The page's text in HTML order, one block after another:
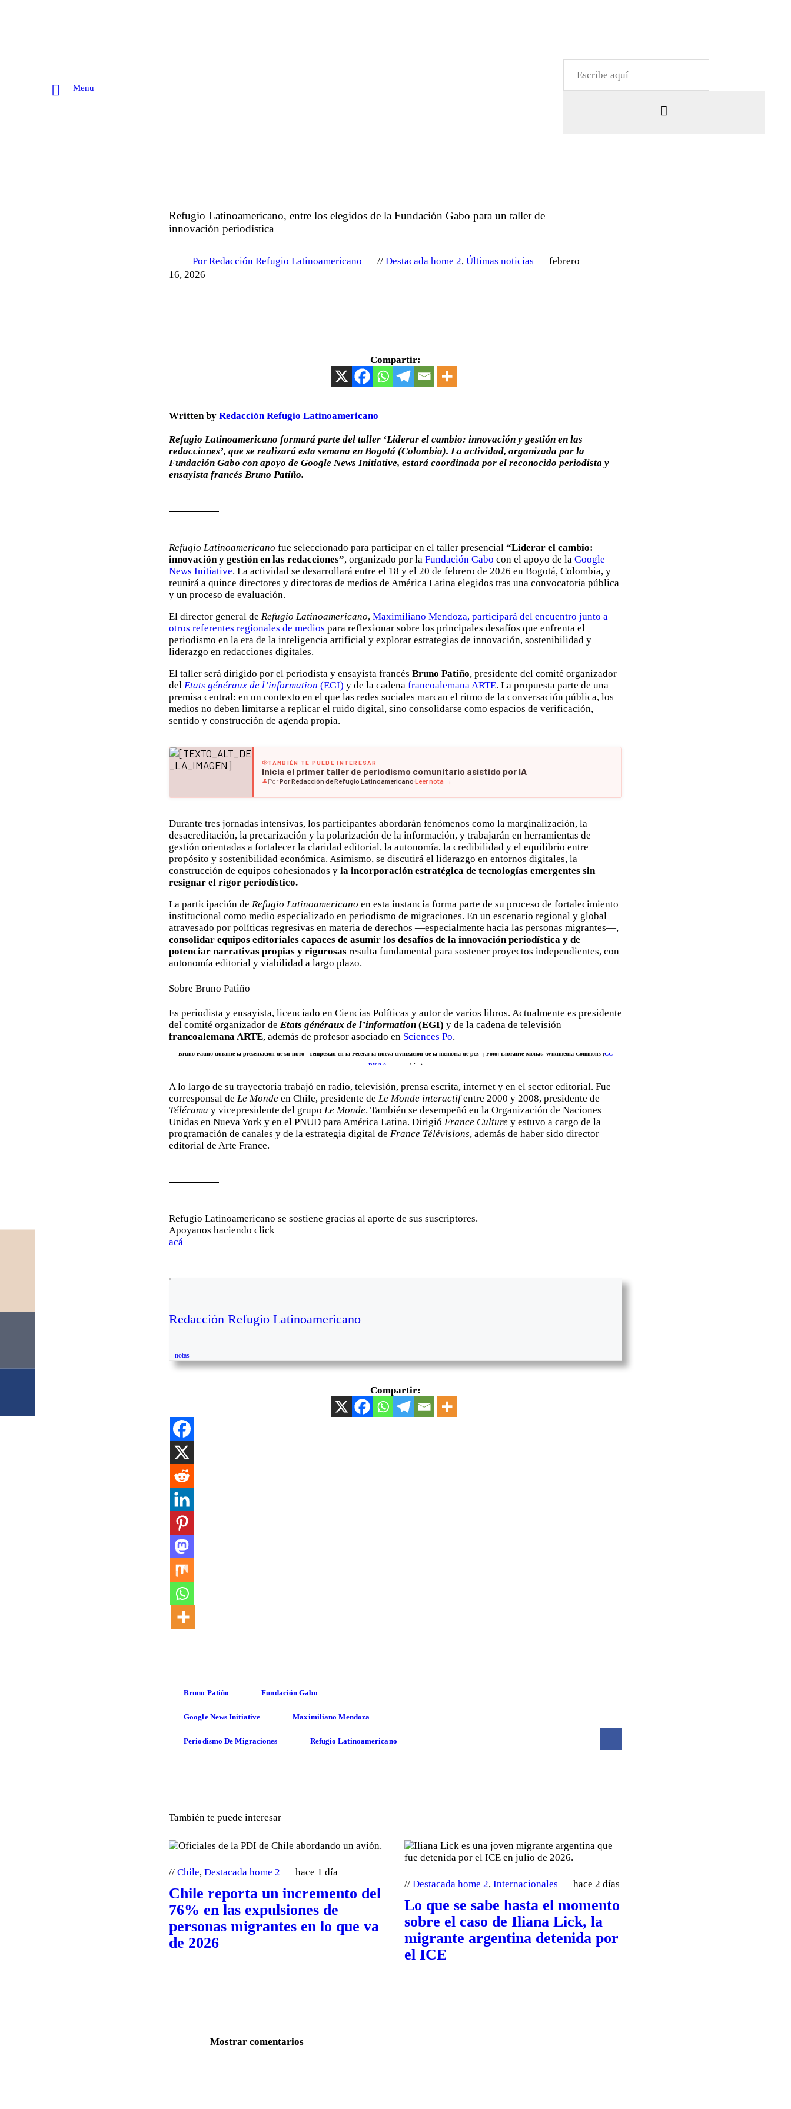
Menu
Refugio Latinoamericano, entre los elegidos de la Fundación Gabo para un taller de
innovación periodística
Por Redacción Refugio Latinoamericano Destacada home 2,Últimas noticias
febrero
16, 2026
Compartir:
Written by Redacción Refugio Latinoamericano
Refugio Latinoamericano formará parte del taller ‘Liderar el cambio: innovación y gestión en las
redacciones’, que se realizará esta semana en Bogotá (Colombia). La actividad, organizada por la
Fundación Gabo con apoyo de Google News Initiative, estará coordinada por el reconocido periodista y
ensayista francés Bruno Patiño.
Refugio Latinoamericano fue seleccionado para participar en el taller presencial “Liderar el cambio:
innovación y gestión en las redacciones”, organizado por la Fundación Gabo con el apoyo de la Google
News Initiative. La actividad se desarrollará entre el 18 y el 20 de febrero de 2026 en Bogotá, Colombia, y
reunirá a quince directores y directoras de medios de América Latina elegidos tras una convocatoria pública
y un proceso de evaluación.
El director general de Refugio Latinoamericano, Maximiliano Mendoza, participará del encuentro junto a
otros referentes regionales de medios para reflexionar sobre los principales desafíos que enfrenta el
periodismo en la era de la inteligencia artificial y explorar estrategias de innovación, sostenibilidad y
liderazgo en redacciones digitales.
El taller será dirigido por el periodista y ensayista francés Bruno Patiño, presidente del comité organizador
del Etats généraux de l’information (EGI) y de la cadena francoalemana ARTE. La propuesta parte de una
premisa central: en un contexto en el que las redes sociales marcan el ritmo de la conversación pública, los
medios no deben limitarse a replicar el ruido digital, sino consolidarse como espacios de verificación,
sentido y construcción de agenda propia.
TAMBIÉN TE PUEDE INTERESAR
Inicia el primer taller de periodismo comunitario asistido por IA
PorPor Redacción de Refugio Latinoamericano·Leer nota →
Durante tres jornadas intensivas, los participantes abordarán fenómenos como la marginalización, la
desacreditación, la precarización y la polarización de la información, y trabajarán en herramientas de
gestión orientadas a fortalecer la claridad editorial, la autonomía, la credibilidad y el equilibrio entre
propósito y sostenibilidad económica. Asimismo, se discutirá el liderazgo en entornos digitales, la
construcción de equipos cohesionados y la incorporación estratégica de tecnologías emergentes sin
resignar el rigor periodístico.
La participación de Refugio Latinoamericano en esta instancia forma parte de su proceso de fortalecimiento
institucional como medio especializado en periodismo de migraciones. En un escenario regional y global
atravesado por políticas regresivas en materia de derechos —especialmente hacia las personas migrantes—,
consolidar equipos editoriales capaces de asumir los desafíos de la innovación periodística y de
potenciar narrativas propias y rigurosas resulta fundamental para sostener proyectos independientes, con
autonomía editorial y viabilidad a largo plazo.
Sobre Bruno Patiño
Es periodista y ensayista, licenciado en Ciencias Políticas y autor de varios libros. Actualmente es presidente
del comité organizador de Etats généraux de l’information (EGI) y de la cadena de televisión
francoalemana ARTE, además de profesor asociado en Sciences Po.
Bruno Patino durante la presentación de su libro “Tempestad en la Pecera: la nueva civilización de la memoria de pez” | Foto: Librairie Mollat, Wikimedia Commons (CC
BY 3.0 , con cambios)
A lo largo de su trayectoria trabajó en radio, televisión, prensa escrita, internet y en el sector editorial. Fue
corresponsal de Le Monde en Chile, presidente de Le Monde interactifentre 2000 y 2008, presidente de
Télérama y vicepresidente del grupo Le Monde. También se desempeñó en la Organización de Naciones
Unidas en Nueva York y en el PNUD para América Latina. Dirigió France Culture y estuvo a cargo de la
programación de canales y de la estrategia digital de France Télévisions, además de haber sido director
editorial de Arte France.
Refugio Latinoamericano se sostiene gracias al aporte de sus suscriptores.
Apoyanos haciendo click
acá
Redacción Refugio Latinoamericano
+ notas
Compartir:
Bruno Patiño Fundación Gabo
Google News Initiative Maximiliano Mendoza
Periodismo De Migraciones Refugio Latinoamericano
También te puede interesar
Chile, Destacada home 2 hace 1 día
Chile reporta un incremento del
76% en las expulsiones de
personas migrantes en lo que va
de 2026
Destacada home 2, Internacionales hace 2 días
Lo que se sabe hasta el momento
sobre el caso de Iliana Lick, la
migrante argentina detenida por
el ICE
Mostrar comentarios